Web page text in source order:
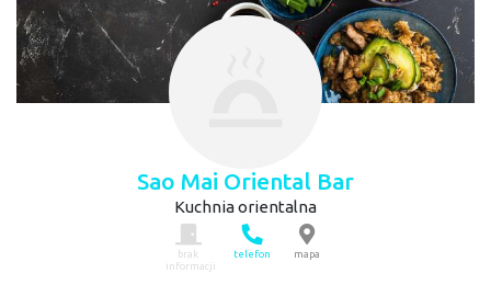
Sao Mai Oriental Bar
Kuchnia orientalna
brak
informacji
telefon mapa